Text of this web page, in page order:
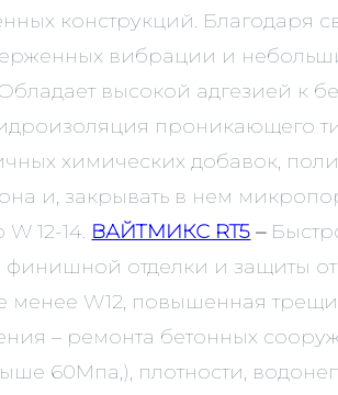
конструкций. Благодаря
вибрации и
высокой адгезией к
проникающего
химических добавок,
и, закрывать в нем
12-14. ВАЙТМИКС RT5 –
отделки и защиты
W12, повышенная
– ремонта бетонных
60Мпа,), плотности,